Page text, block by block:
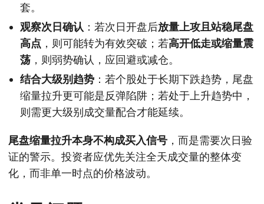
套。
观察次日确认 ：若次日开盘后放量上攻且站稳尾盘
高点 ，则可能转为有效突破；若高开低走或缩量震
荡 ，则弱势确认，应回避或减仓。
结合大级别趋势 ：若个股处于长期下跌趋势，尾盘
缩量拉升更可能是反弹陷阱；若处于上升趋势中，
则需更大级别成交量配合才能延续。
尾盘缩量拉升本身不构成买入信号 ，而是需要次日验
证的警示。投资者应优先关注全天成交量的整体变
化，而非单一时点的价格波动。